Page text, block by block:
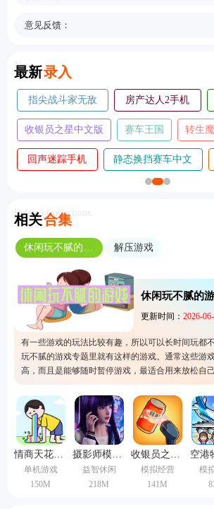
意见反馈：
最新录入
New
五千元创业 球球旅行记飞机大厨
超人飞行模拟器手
机版
变色龙躲猫猫手
机版
我是鸟手机
趣味跳跃模拟器手机
版
相关合集
Related Collections
休闲玩不腻的游戏 解压游戏
休闲玩不腻的
更新时间： 2026-
有一些游戏的玩法比较有趣，所以可以长时间玩都
玩不腻的游戏专题里就有这样的游戏。通常这些游
高，而且是能够随时暂停游戏，最适合用来放松自
时间工作的人很适合游玩这里的手机游戏，毕竟特
压力，欢迎来选择其中一款噢。
情商天花板手机版
单机游戏
150M
摄影师模拟器手机版
益智休闲
218M
收银员之星中文版
模拟经营
141M
模